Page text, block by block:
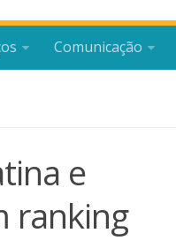
Comunicação
e
ranking